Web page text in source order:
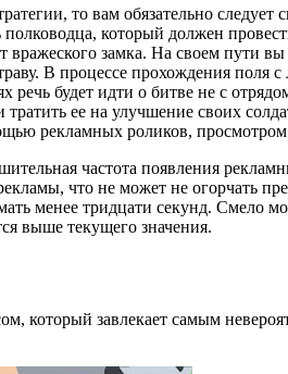
то вам обязательно
который должен
замка. На своем пути
В процессе прохождения поля
будет идти о битве не с
ее на улучшение своих
рекламных роликов,
частота появления
что не может не огорчать
менее тридцати секунд. Смело
выше текущего значения.
который завлекает самым